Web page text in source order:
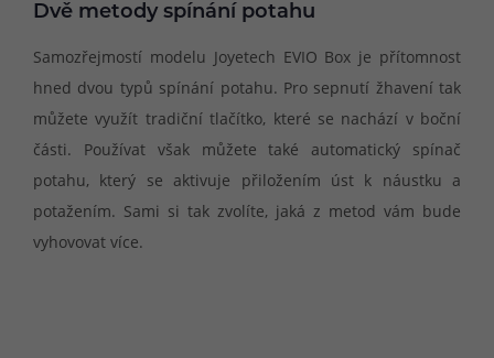
Dvě metody spínání potahu
Samozřejmostí modelu Joyetech EVIO Box je přítomnost
hned dvou typů spínání potahu. Pro sepnutí žhavení tak
můžete využít tradiční tlačítko, které se nachází v boční
části. Používat však můžete také automatický spínač
potahu, který se aktivuje přiložením úst k náustku a
potažením. Sami si tak zvolíte, jaká z metod vám bude
vyhovovat více.